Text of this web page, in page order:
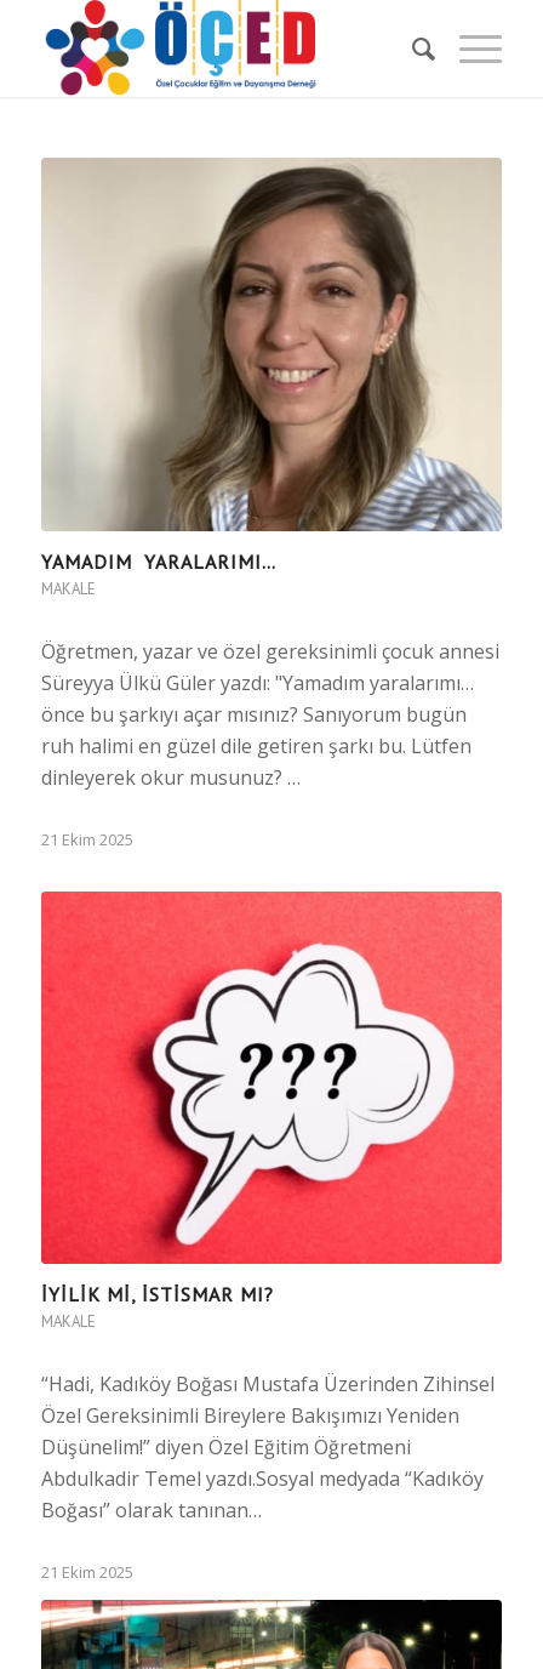
YAMADIM YARALARIMI…
MAKALE
Öğretmen, yazar ve özel gereksinimli çocuk annesi
Süreyya Ülkü Güler yazdı: "Yamadım yaralarımı…
önce bu şarkıyı açar mısınız? Sanıyorum bugün
ruh halimi en güzel dile getiren şarkı bu. Lütfen
dinleyerek okur musunuz? …
21 Ekim 2025
İYİLİK Mİ, İSTİSMAR MI?
MAKALE
“Hadi, Kadıköy Boğası Mustafa Üzerinden Zihinsel
Özel Gereksinimli Bireylere Bakışımızı Yeniden
Düşünelim!” diyen Özel Eğitim Öğretmeni
Abdulkadir Temel yazdı.Sosyal medyada “Kadıköy
Boğası” olarak tanınan…
21 Ekim 2025